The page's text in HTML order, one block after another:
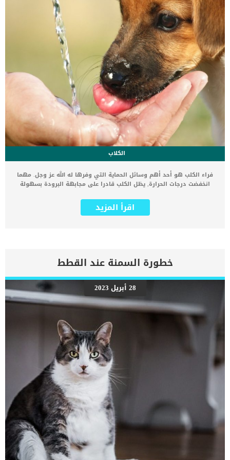
الكلاب
فراء الكلب هو أحد أهم وسائل الحماية التي وفرها له الله عز وجل. مهما
انخفضت درجات الحرارة, يظل الكلب قادرا على مجابهة البرودة بسهولة
سهولة. لكن على العكس تماما في فصل الصيف, فراء الكلب قد يسبب له
مشكلة كبيرة. هل تعلم أن الكلاب لا تتعرق مثل البشر؟ لا يحتوي جلد
مربي الكلاب ستلاحظ كثرة اللهاث أثناء فصل الصيف. يقوم الكلب باللهاث
واخراج لسانه خارج فمة حتى يقوم بترطيب جسده وخفض درجة الحرارة.
لكن وفي ظل ارتفاع درجات الحرارة بشكل كبير في فصل الصيف فقد لا
يكفي اللهاث في تخفيض درجة حرارة الكلب بالشكل الذي يحفظ حياته. في
هذه الحالة ترتفع درجة حرارة الجسم ويصاب الكلب بما يسمى الإحتباس
الحراري أو ضربة الشمس للكلاب. ما هي أسباب ضربة الشمس للكلاب ؟
ارتفاع درجات الحرارة هو السبب الرئيسي لإصابة الكلب بضربة الشمس أو
ما يسمى الإحتباس الحراري عند الكلاب. عند […]
اقرأ المزيد
خطورة السمنة عند القطط
28 أبريل 2023